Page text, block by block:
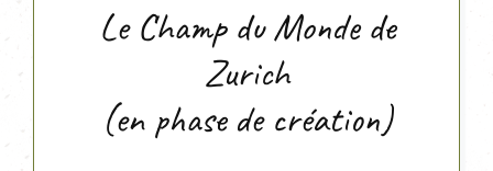
Le Champ du Monde de
Zurich
(en phase de création)